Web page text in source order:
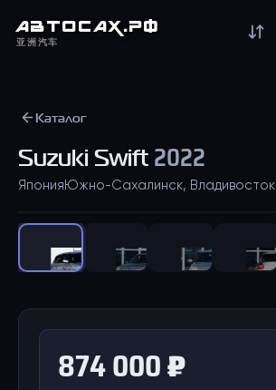
АВТОСАХ.РФ
亚洲汽车
Каталог
SuzukiSwift2022
Япония Южно-Сахалинск, Владивосток
874 000 ₽